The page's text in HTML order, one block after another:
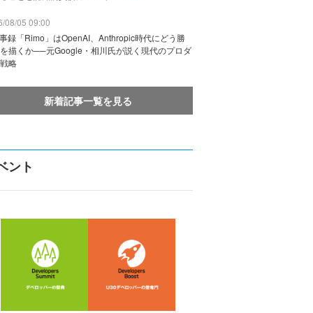
08/05 09:00
録「Rimo」はOpenAI、Anthropic時代にどう勝
描くか──元Google・相川氏が説く現代のプロダ
略
新着記事一覧を見る
ント